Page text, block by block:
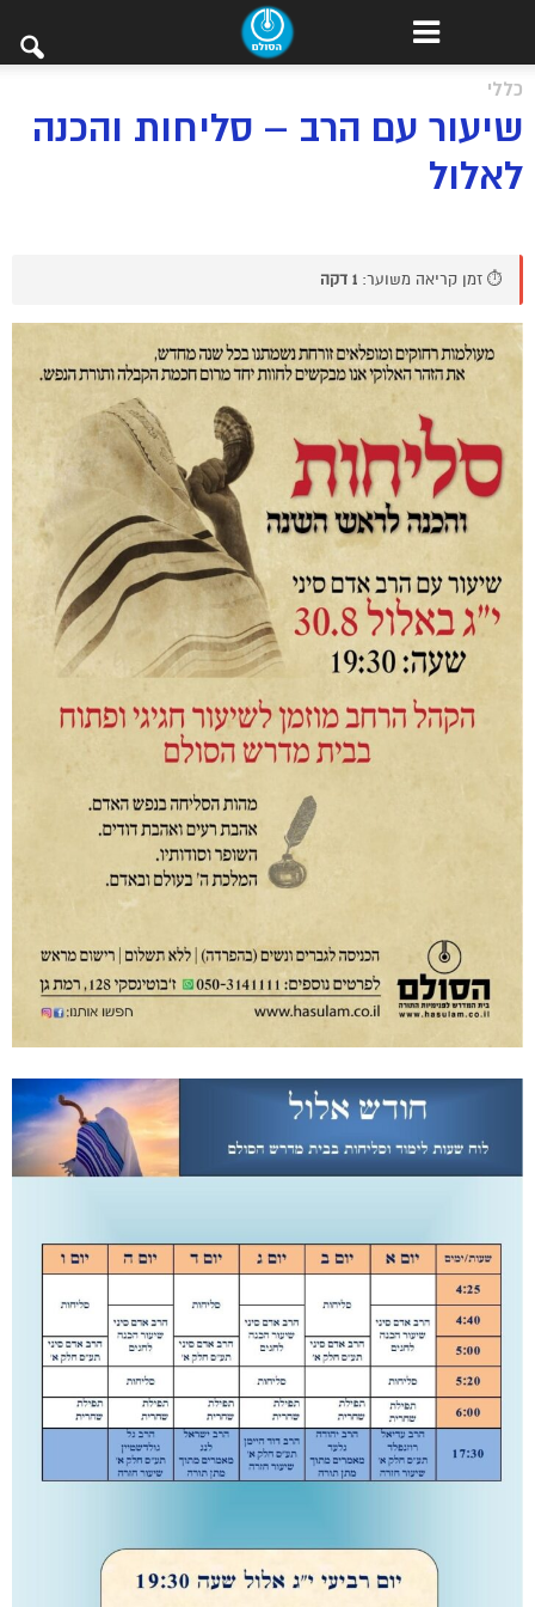
כללי
שיעור עם הרב – סליחות והכנה
לאלול
⏱️ זמן קריאה משוער: 1 דקה